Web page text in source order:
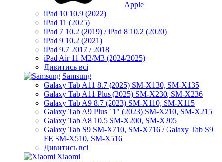
Apple
iPad 10 10.9 (2022)
iPad 11 (2025)
iPad 7 10.2 (2019) / iPad 8 10.2 (2020)
iPad 9 10.2 (2021)
iPad 9.7 2017 / 2018
iPad Air 11 M2/M3 (2024/2025)
Дивитись всі
Samsung
Galaxy Tab A11 8.7 (2025) SM-X130, SM-X135
Galaxy Tab A11 Plus (2025) SM-X230, SM-X236
Galaxy Tab A9 8.7 (2023) SM-X110, SM-X115
Galaxy Tab A9 Plus 11" (2023) SM-X210, SM-X215
Galaxy Tab A8 10.5 SM-X200, SM-X205
Galaxy Tab S9 SM-X710, SM-X716 / Galaxy Tab S9
FE SM-X510, SM-X516
Дивитись всі
Xiaomi